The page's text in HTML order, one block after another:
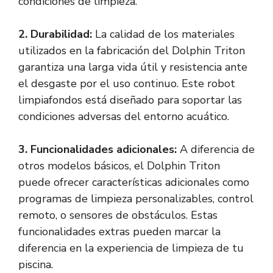
2. Durabilidad: La calidad de los materiales
utilizados en la fabricación del Dolphin Triton
garantiza una larga vida útil y resistencia ante
el desgaste por el uso continuo. Este robot
limpiafondos está diseñado para soportar las
condiciones adversas del entorno acuático.
3. Funcionalidades adicionales: A diferencia de
otros modelos básicos, el Dolphin Triton
puede ofrecer características adicionales como
programas de limpieza personalizables, control
remoto, o sensores de obstáculos. Estas
funcionalidades extras pueden marcar la
diferencia en la experiencia de limpieza de tu
piscina.